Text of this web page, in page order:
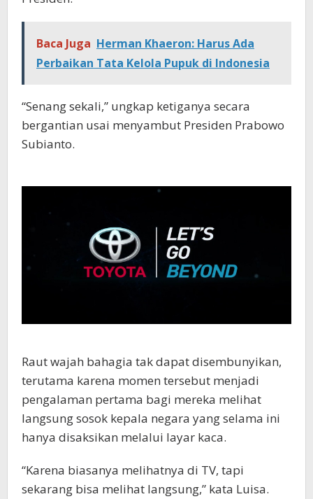
Baca Juga Herman Khaeron: Harus Ada
Perbaikan Tata Kelola Pupuk di Indonesia
“Senang sekali,” ungkap ketiganya secara
bergantian usai menyambut Presiden Prabowo
Subianto.
Raut wajah bahagia tak dapat disembunyikan,
terutama karena momen tersebut menjadi
pengalaman pertama bagi mereka melihat
langsung sosok kepala negara yang selama ini
hanya disaksikan melalui layar kaca.
“Karena biasanya melihatnya di TV, tapi
sekarang bisa melihat langsung,” kata Luisa.